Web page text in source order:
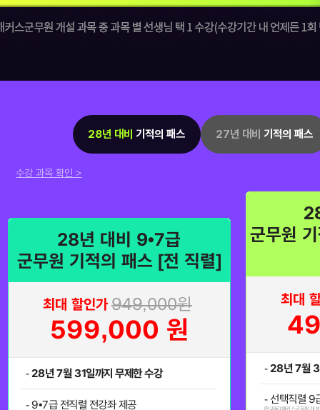
28년 대비 기적의 패스 27년 대비 기적의 패스
수강 과목 확인 >
28년 대비 9•7급
군무원 기적의 패스 [전 직렬]
최대 할인가 949,000원
599,000 원
-28년 7월 31일까지 무제한 수강
- 9•7급 전직렬 전강좌 제공
군무원
최대
-28년 7월
- 선택직렬 9